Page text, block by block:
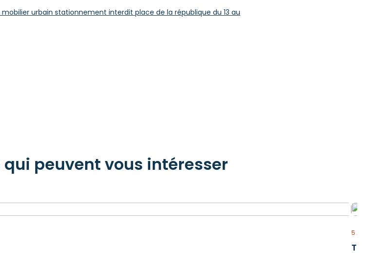
mobilier urbain stationnement interdit place de la république du 13 au
peuvent vous intéresser
5